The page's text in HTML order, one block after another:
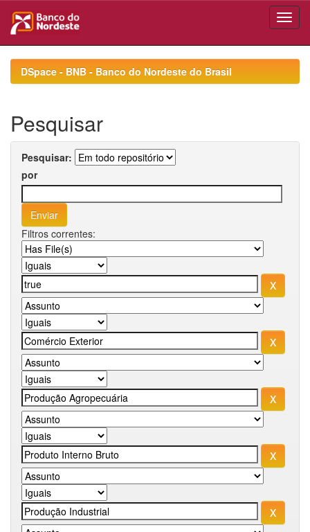
navigationDSpace - BNB - Banco do Nordeste do Brasil
Pesquisar
Pesquisar:
por
Filtros correntes: